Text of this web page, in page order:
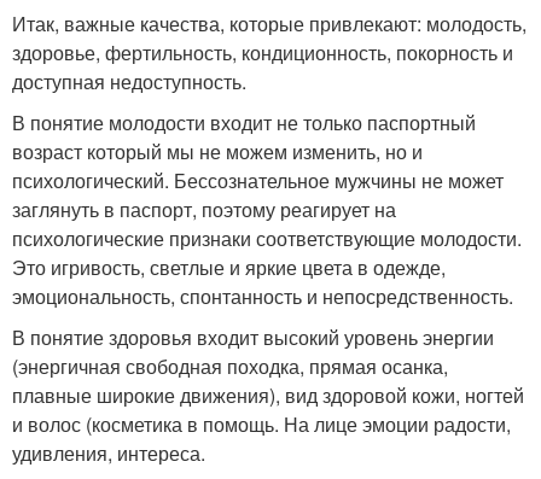
Итак, важные качества, которые привлекают: молодость,
здоровье, фертильность, кондиционность, покорность и
доступная недоступность.
В понятие молодости входит не только паспортный
возраст который мы не можем изменить, но и
психологический. Бессознательное мужчины не может
заглянуть в паспорт, поэтому реагирует на
психологические признаки соответствующие молодости.
Это игривость, светлые и яркие цвета в одежде,
эмоциональность, спонтанность и непосредственность.
В понятие здоровья входит высокий уровень энергии
(энергичная свободная походка, прямая осанка,
плавные широкие движения), вид здоровой кожи, ногтей
и волос (косметика в помощь. На лице эмоции радости,
удивления, интереса.